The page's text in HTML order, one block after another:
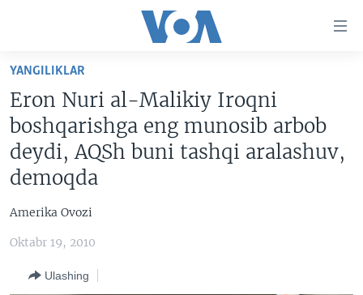
Boshiga
Qidiruvga
o'ting
AMERIKA
MARKAZIY OSIYO
XALQARO
YANGILIKLAR
Eron Nuri al-Malikiy Iroqni
boshqarishga eng munosib arbob
deydi, AQSh buni tashqi aralashuv,
demoqda
Amerika Ovozi
Oktabr 19, 2010
Ulashing